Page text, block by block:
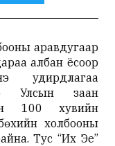
аравдугаар
албан ёсоор
удирдлагаа
Улсын заан
100 хувийн
холбооны
Тус “Их Эе”